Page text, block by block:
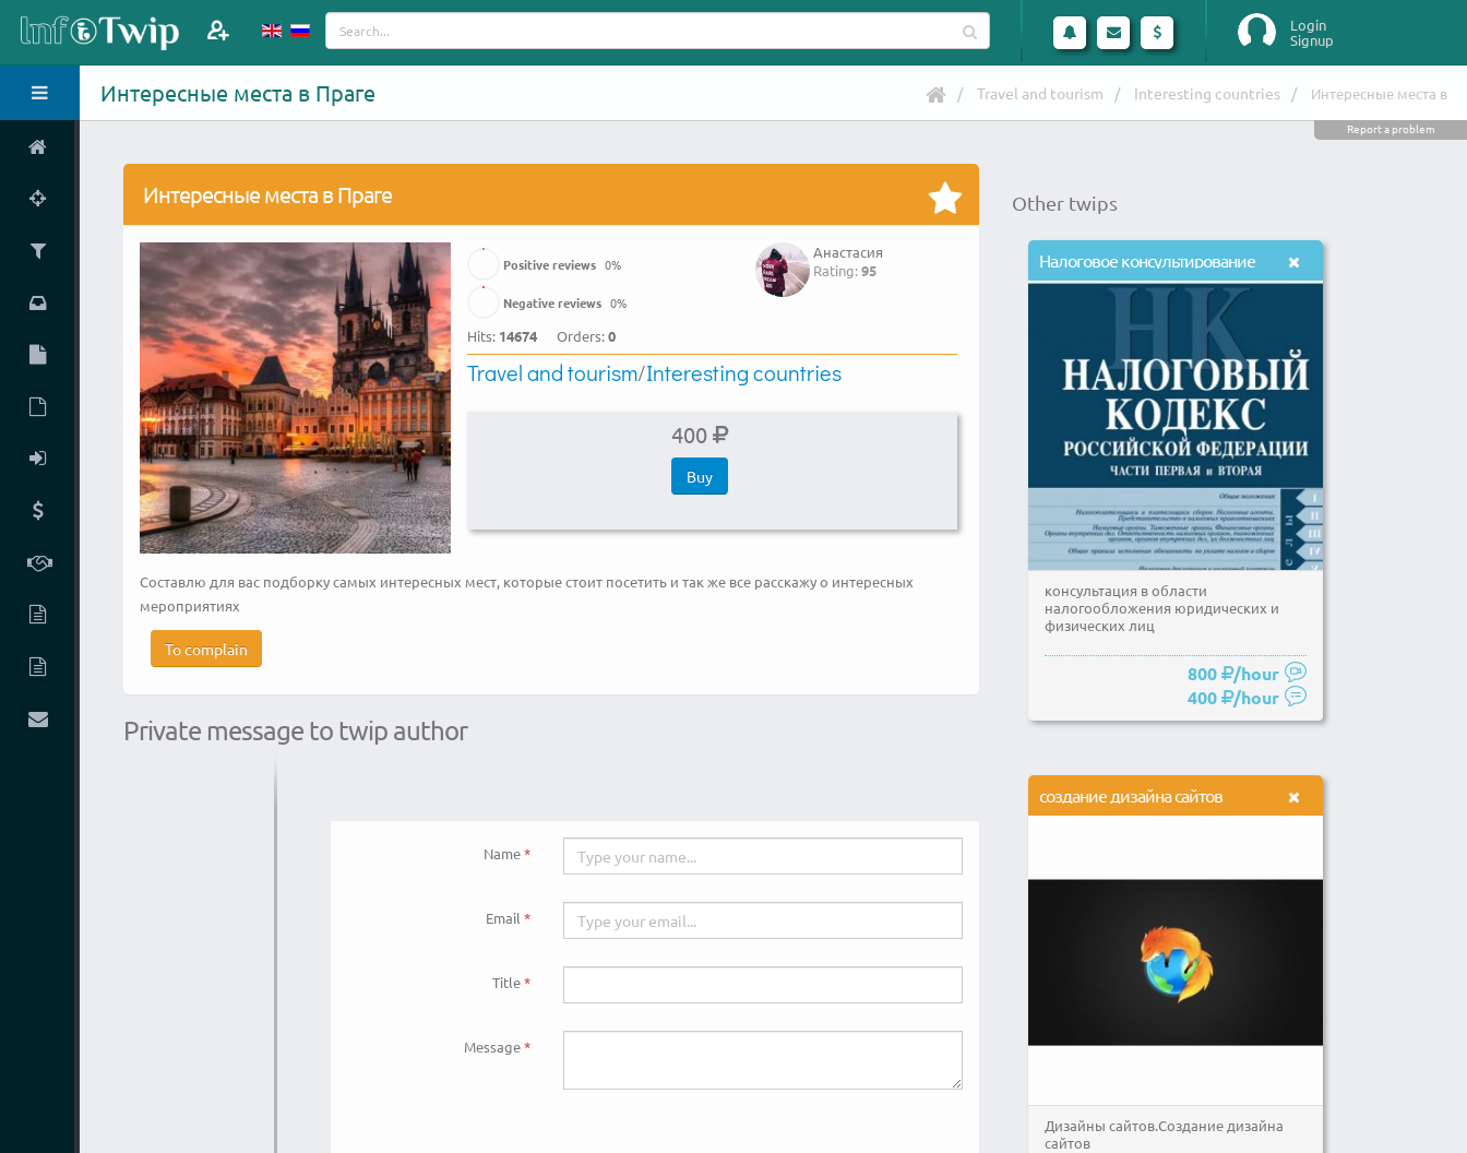
Login
Signup
Интересные места в Праге Travel and tourism Interesting countries Интересные места в
Report a problem
Интересные места в Праге
Анастасия
Rating:95
Positive reviews 0%
Negative reviews 0%
Hits: 14674 Orders:0
Travel and tourism/Interesting countries
400
Buy
Составлю для вас подборку самых интересных мест, которые стоит посетить и так же все расскажу о интересных
мероприятиях
To complain
Private message to twip author
Name
Email
Title
Message
Other twips
Налоговое консультирование
консультация в области
налогообложения юридических и
физических лиц
800
/hour
400
/hour
создание дизайна сайтов
Дизайны сайтов.Создание дизайна
сайтов